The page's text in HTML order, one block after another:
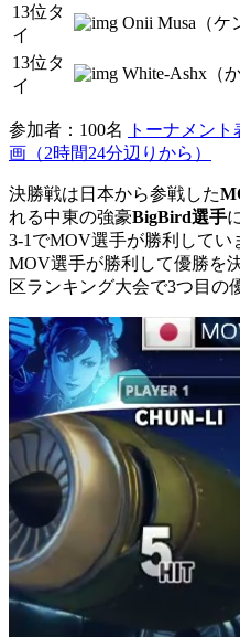
13位タ
イ
Onii Musa（ケ
13位タ
イ
White-Ashx（
参加者：100名 トーナメント
画（2時間24分辺りから）
決勝戦は日本から参戦した
れる中東の強豪BigBird選手
3-1でMOV選手が勝利してい
MOV選手が勝利して優勝を
区ランキング大会で3つ目の